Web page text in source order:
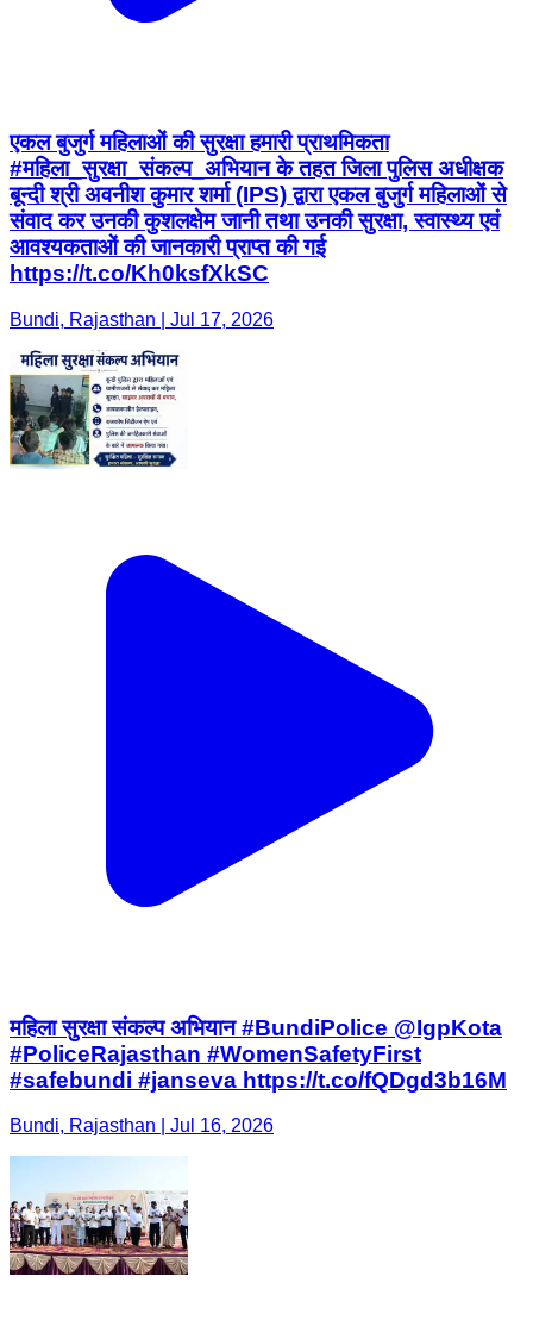
एकल बुजुर्ग महिलाओं की सुरक्षा हमारी प्राथमिकता
#महिला_सुरक्षा_संकल्प_अभियान के तहत जिला पुलिस अधीक्षक
बून्दी श्री अवनीश कुमार शर्मा (IPS) द्वारा एकल बुजुर्ग महिलाओं से
संवाद कर उनकी कुशलक्षेम जानी तथा उनकी सुरक्षा, स्वास्थ्य एवं
आवश्यकताओं की जानकारी प्राप्त की गई
https://t.co/Kh0ksfXkSC
Bundi, Rajasthan | Jul 17, 2026
महिला सुरक्षा संकल्प अभियान #BundiPolice @IgpKota
#PoliceRajasthan #WomenSafetyFirst
#safebundi #janseva https://t.co/fQDgd3b16M
Bundi, Rajasthan | Jul 16, 2026